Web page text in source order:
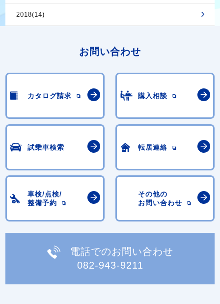
2018(14)
お問い合わせ
カタログ請求 購入相談
試乗車検索 転居連絡
車検/点検/
整備予約
その他の
お問い合わせ
電話でのお問い合わせ
082-943-9211